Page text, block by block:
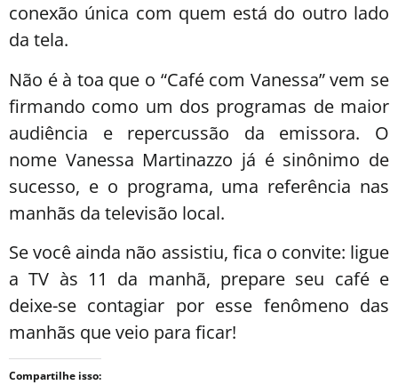
conexão única com quem está do outro lado
da tela.
Não é à toa que o “Café com Vanessa” vem se
firmando como um dos programas de maior
audiência e repercussão da emissora. O
nome Vanessa Martinazzo já é sinônimo de
sucesso, e o programa, uma referência nas
manhãs da televisão local.
Se você ainda não assistiu, fica o convite: ligue
a TV às 11 da manhã, prepare seu café e
deixe-se contagiar por esse fenômeno das
manhãs que veio para ficar!
Compartilhe isso: